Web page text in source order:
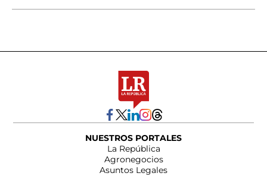
NUESTROS PORTALES
La República
Agronegocios
Asuntos Legales